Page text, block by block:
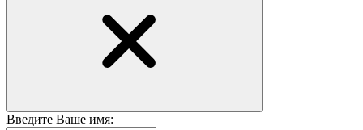
Введите Ваше имя: